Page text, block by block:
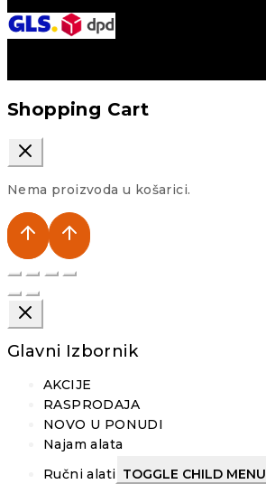
Shopping Cart
Nema proizvoda u košarici.
Glavni Izbornik
AKCIJE
RASPRODAJA
NOVO U PONUDI
Najam alata
Ručni alati TOGGLE CHILD MENU